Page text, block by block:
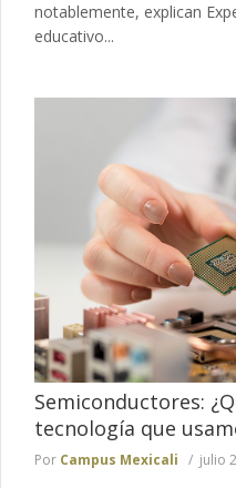
notablemente, explican
educativo...
Semiconductores:
tecnología que
Por Campus Mexicali julio